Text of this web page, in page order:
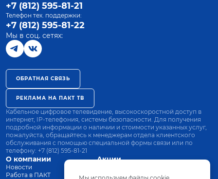
О компании
Новости
Работа в ПАКТ
Акции
Оплата
+7 (812) 595-81-21
Телефон тех. поддержки:
+7 (812) 595-81-22
Мы в соц. сетях:
ОБРАТНАЯ СВЯЗЬ
РЕКЛАМА НА ПАКТ ТВ
Кабельное цифровое телевидение, высокоскоростной доступ в
интернет, IP-телефония, системы безопасности. Для получения
подробной информации о наличии и стоимости указанных услуг,
пожалуйста, обращайтесь к менеджерам отдела клиентского
обслуживания с помощью специальной формы связи или по
телефону: +7 (812) 595-81-21